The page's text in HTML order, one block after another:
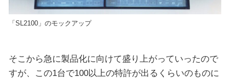
「SL2100」のモックアップ
そこから急に製品化に向けて盛り上がっていったので
すが、この1台で100以上の特許が出るくらいのものに